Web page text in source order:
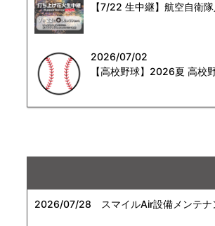
【7/22 生中継】航空自衛
2026/07/02
【高校野球】2026夏 高校
2026/07/28 スマイルAir設備メンテナ